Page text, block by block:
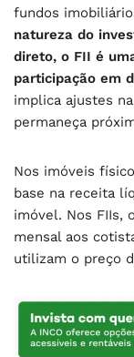
fundos
natureza do
direto, o FII é
participação em
implica ajustes
permaneça
Nos imóveis
base na receita
imóvel. Nos FIIs,
mensal aos
utilizam o preço